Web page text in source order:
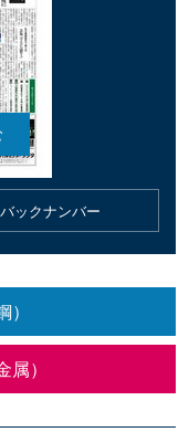
バックナンバー
）